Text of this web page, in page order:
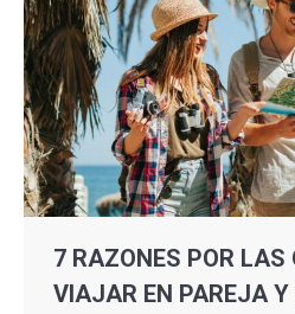
7 RAZONES POR LAS
VIAJAR EN PAREJA Y